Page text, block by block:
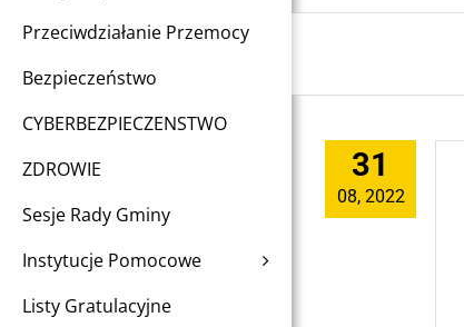
Przeciwdziałanie Przemocy
Bezpieczeństwo
CYBERBEZPIECZENSTWO
ZDROWIE
Sesje Rady Gminy
Instytucje Pomocowe
Listy Gratulacyjne
31
08, 2022